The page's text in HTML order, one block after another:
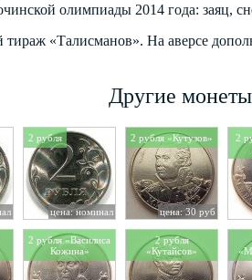
олимпиады 2014 года: заяц,
«Талисманов». На аверсе
Другие
2 рубля
цена: номинал
2 рубля «Кутузов»
цена: 30 руб
2
2 рубля «Василиса
Кожина»
2 рубля
«Кутайсов»